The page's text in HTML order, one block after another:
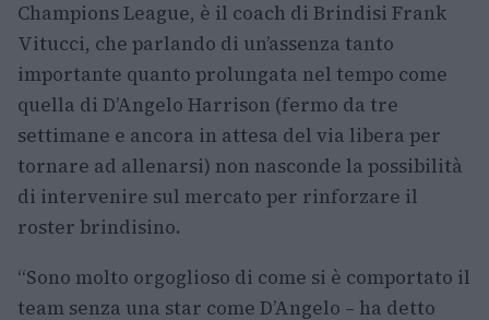
Champions League, è il coach di Brindisi Frank
Vitucci, che parlando di un’assenza tanto
importante quanto prolungata nel tempo come
quella di D’Angelo Harrison (fermo da tre
settimane e ancora in attesa del via libera per
tornare ad allenarsi) non nasconde la possibilità
di intervenire sul mercato per rinforzare il
roster brindisino.
“Sono molto orgoglioso di come si è comportato il
team senza una star come D’Angelo – ha detto